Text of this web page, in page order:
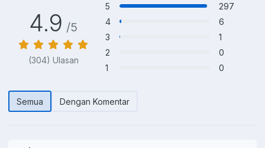
4.9 /5
(304) Ulasan
5
297
4
6
3
1
2
0
1
0
Semua Dengan Komentar